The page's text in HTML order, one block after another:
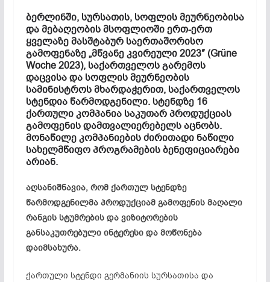
ბერლინში, სურსათის, სოფლის მეურნეობისა
და მებაღეობის მსოფლიოში ერთ-ერთ
ყველაზე მასშტაბურ საერთაშორისო
გამოფენაზე „მწვანე კვირეული 2023″ (Grüne
Woche 2023), საქართველოს გარემოს
დაცვისა და სოფლის მეურნეობის
სამინისტროს მხარდაჭერით, საქართველოს
სტენდია წარმოდგენილი. სტენდზე 16
ქართული კომპანია საკუთარ პროდუქციას
გამოფენის დამთვალიერებელს აცნობს.
მონაწილე კომპანიების ძირითადი ნაწილი
სახელმწიფო პროგრამების ბენეფიციარები
არიან.
აღსანიშნავია, რომ ქართულ სტენდზე
წარმოდგენილმა პროდუქციამ გამოფენის მაღალი
რანგის სტუმრების და ვიზიტორების
განსაკუთრებული ინტერესი და მოწონება
დაიმსახურა.
ქართული სტენდი გერმანიის სურსათისა და